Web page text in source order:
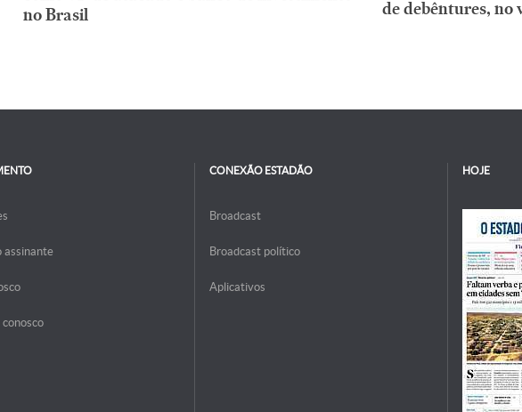
no Brasil
de debêntures, no
assinante
CONEXÃO ESTADÃO
Broadcast
Broadcast político
Aplicativos
HOJE